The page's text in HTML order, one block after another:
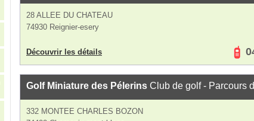
28 ALLEE DU CHATEAU
74930 Reignier-esery
Découvrir les détails
Golf Miniature des Pélerins Club de golf - Parcours
332 MONTEE CHARLES BOZON